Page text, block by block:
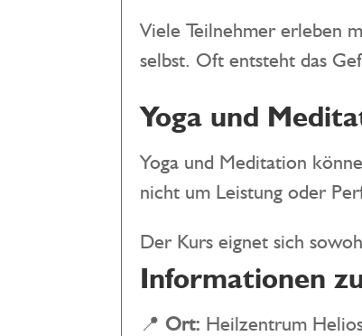
Viele Teilnehmer erleben
selbst. Oft entsteht das
Yoga und
Yoga und Meditation
nicht um Leistung oder
Der Kurs eignet sich
Informationen
📍Ort: Heilzentrum